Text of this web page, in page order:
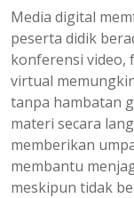
Media digital
peserta didik
konferensi video,
virtual
tanpa hambatan
materi secara
memberikan
membantu
meskipun tidak